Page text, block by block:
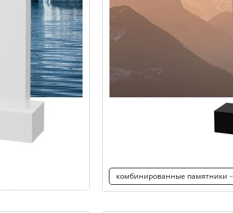
комбинированные памятники